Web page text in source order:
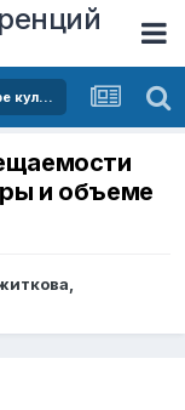
Региональные тенденции потребления в сфере культуры в периоды пандемии и геополитической нестабильности
и объеме
,